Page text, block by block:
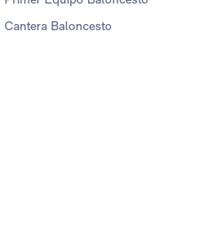
Cantera Baloncesto